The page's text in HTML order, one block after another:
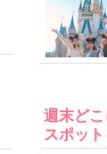
週末ど
スポット